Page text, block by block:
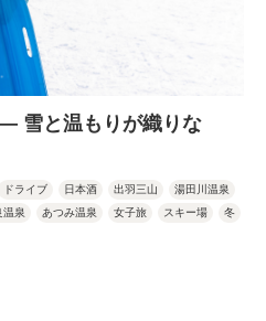
雪と温もりが織りな
ドライブ 日本酒 出羽三山
湯田川温泉
温泉 あつみ温泉 女子旅 スキー場
冬